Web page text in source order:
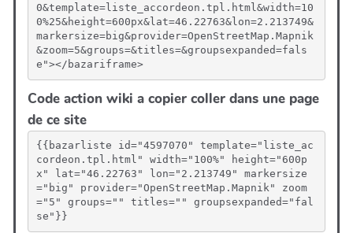
0&template=liste_accordeon.tpl.html&width=10
0%25&height=600px&lat=46.22763&lon=2.213749&
markersize=big&provider=OpenStreetMap.Mapnik
&zoom=5&groups=&titles=&groupsexpanded=fals
e"></bazariframe>
Code action wiki a copier coller dans une page
de ce site
{{bazarliste id="4597070" template="liste_ac
cordeon.tpl.html" width="100%" height="600p
x" lat="46.22763" lon="2.213749" markersize
="big" provider="OpenStreetMap.Mapnik" zoom
="5" groups="" titles="" groupsexpanded="fal
se"}}